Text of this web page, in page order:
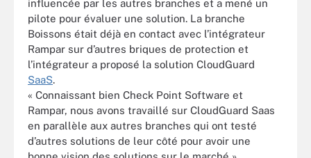
influencée par les autres branches et a mené un
pilote pour évaluer une solution. La branche
Boissons était déjà en contact avec l’intégrateur
Rampar sur d’autres briques de protection et
l’intégrateur a proposé la solution CloudGuard
SaaS.
« Connaissant bien Check Point Software et
Rampar, nous avons travaillé sur CloudGuard Saas
en parallèle aux autres branches qui ont testé
d’autres solutions de leur côté pour avoir une